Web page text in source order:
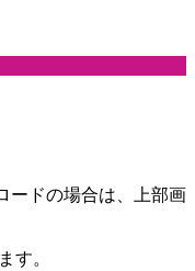
ードの場合は、上部画
す。